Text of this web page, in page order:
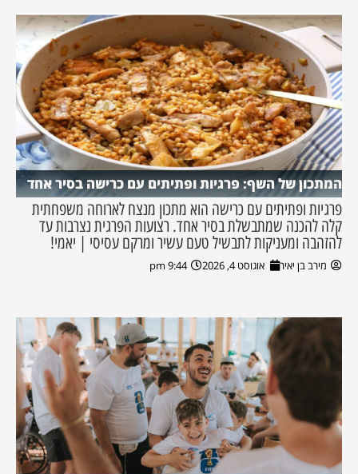
המתכון של השף: פרגיות ופתיתים עם כרישה בסיר אחד
פרגיות ופתיתים עם כרישה הוא מתכון מנצח לארוחה משפחתית
קלה להכנה שמתבשלת בסיר אחד. רצועות הפרגית נצרבות עד
להזהבה ומעניקות לתבשיל טעם עשיר ומרקם עסיסי | יאמי!
מירב בן יאיר אוגוסט 4, 2026 9:44 pm